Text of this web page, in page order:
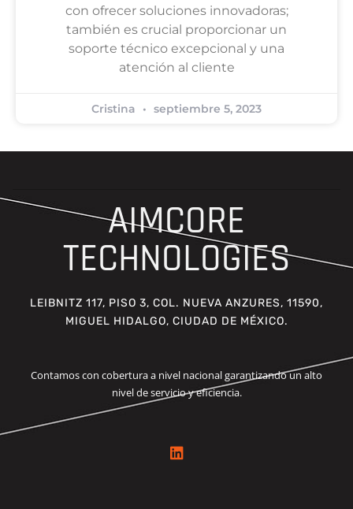
con ofrecer soluciones innovadoras;
también es crucial proporcionar un
soporte técnico excepcional y una
atención al cliente
Cristina septiembre 5, 2023
AIMCORE
TECHNOLOGIES
LEIBNITZ 117, PISO 3, COL. NUEVA ANZURES, 11590,
MIGUEL HIDALGO, CIUDAD DE MÉXICO.
Contamos con cobertura a nivel nacional garantizando un alto
nivel de servicio y eficiencia.